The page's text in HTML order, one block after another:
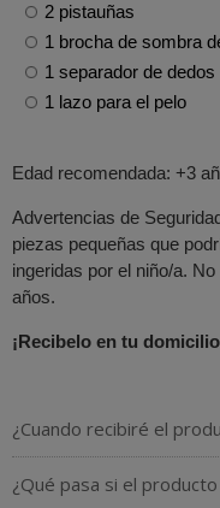
2 pistauñas
1 brocha de sombra
1 separador de dedos
1 lazo para el pelo
Edad recomendada: +3
Advertencias de
piezas pequeñas que
ingeridas por el niño/a.
años.
¡Recibelo en tu
¿Cuando recibiré el
¿Qué pasa si el